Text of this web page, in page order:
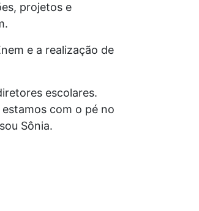
projetos e
e a realização de
escolares.
com o pé no
Sônia.